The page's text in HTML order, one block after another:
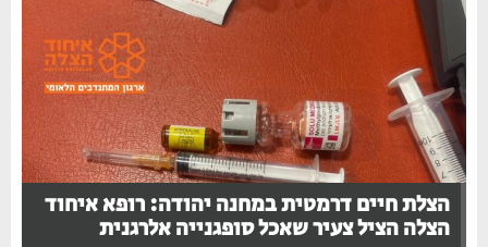
הצלת חיים דרמטית במחנה יהודה: רופא איחוד
הצלה הציל צעיר שאכל סופגנייה אלרגנית